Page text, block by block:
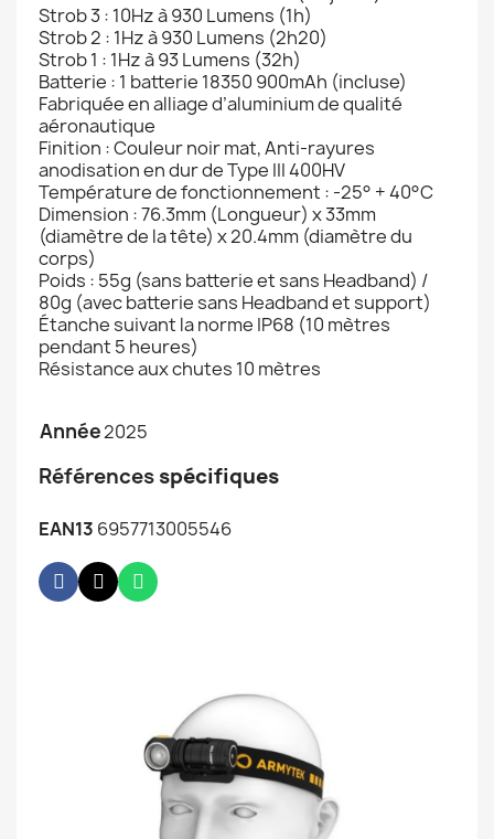
Strob 3 : 10Hz à 930 Lumens (1h)
Strob 2 : 1Hz à 930 Lumens (2h20)
Strob 1 : 1Hz à 93 Lumens (32h)
Batterie : 1 batterie 18350 900mAh (incluse)
Fabriquée en alliage d’aluminium de qualité
aéronautique
Finition : Couleur noir mat, Anti-rayures
anodisation en dur de Type III 400HV
Température de fonctionnement : -25° + 40°C
Dimension : 76.3mm (Longueur) x 33mm
(diamètre de la tête) x 20.4mm (diamètre du
corps)
Poids : 55g (sans batterie et sans Headband) /
80g (avec batterie sans Headband et support)
Étanche suivant la norme IP68 (10 mètres
pendant 5 heures)
Résistance aux chutes 10 mètres
Année2025
Références spécifiques
EAN13 6957713005546